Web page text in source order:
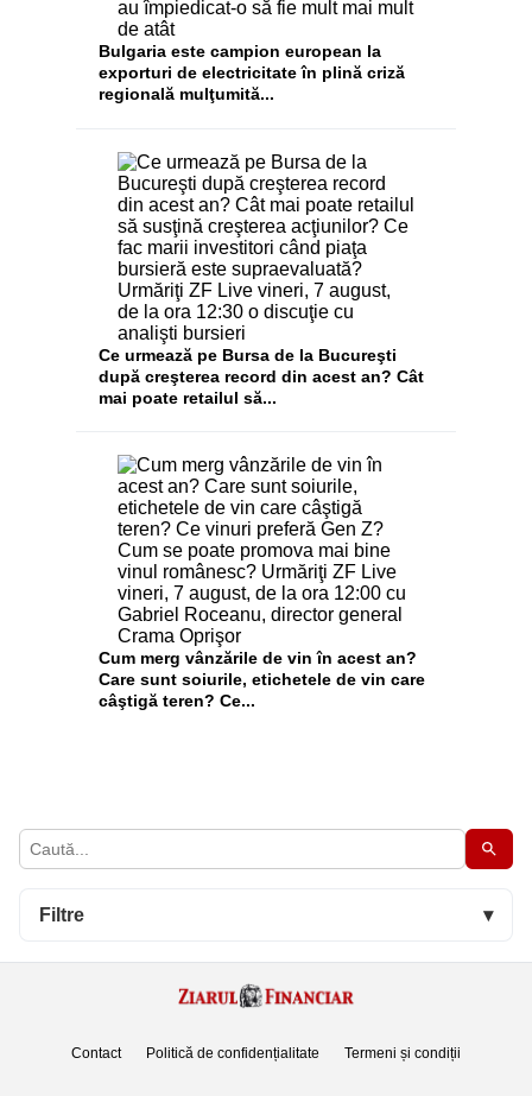
Filtre ▾
Bulgaria este campion european la
exporturi de electricitate în plină criză
regională mulţumită...
Ce urmează pe Bursa de la Bucureşti
după creşterea record din acest an? Cât
mai poate retailul să...
Cum merg vânzările de vin în acest an?
Care sunt soiurile, etichetele de vin care
câştigă teren? Ce...
Contact Politică de confidențialitate Termeni și condiții